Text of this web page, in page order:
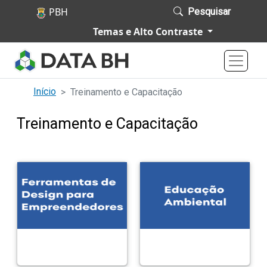
Pular para o conteúdo principal
o
t
a
d
D
Pesquisar
Temas e Alto Contraste
Início Treinamento e Capacitação
Treinamento e Capacitação